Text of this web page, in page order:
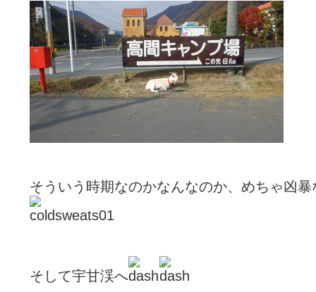
そういう時期なのかなんなのか、めちゃ凶
そして宇甘渓へ